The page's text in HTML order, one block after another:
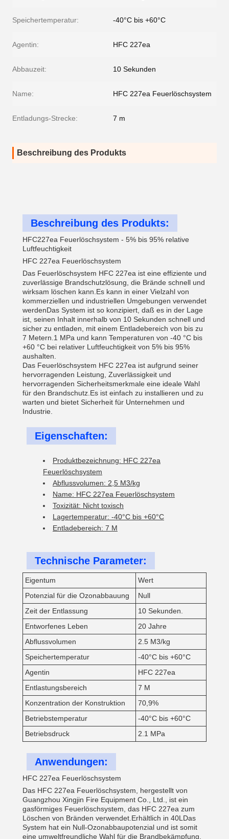
Speichertemperatur: -40°C bis +60°C
Agentin: HFC 227ea
Abbauzeit: 10 Sekunden
Name: HFC 227ea Feuerlöschsystem
Entladungs-Strecke: 7 m
Beschreibung des Produkts
Beschreibung des Produkts:
HFC227ea Feuerlöschsystem - 5% bis 95% relative
Luftfeuchtigkeit
HFC 227ea Feuerlöschsystem
Das Feuerlöschsystem HFC 227ea ist eine effiziente und
zuverlässige Brandschutzlösung, die Brände schnell und
wirksam löschen kann.Es kann in einer Vielzahl von
kommerziellen und industriellen Umgebungen verwendet
werdenDas System ist so konzipiert, daß es in der Lage
ist, seinen Inhalt innerhalb von 10 Sekunden schnell und
sicher zu entladen, mit einem Entladebereich von bis zu
7 Metern.1 MPa und kann Temperaturen von -40 °C bis
+60 °C bei relativer Luftfeuchtigkeit von 5% bis 95%
aushalten.
Das Feuerlöschsystem HFC 227ea ist aufgrund seiner
hervorragenden Leistung, Zuverlässigkeit und
hervorragenden Sicherheitsmerkmale eine ideale Wahl
für den Brandschutz.Es ist einfach zu installieren und zu
warten und bietet Sicherheit für Unternehmen und
Industrie.
Eigenschaften:
Produktbezeichnung: HFC 227ea
Feuerlöschsystem
Abflussvolumen: 2,5 M3/kg
Name: HFC 227ea Feuerlöschsystem
Toxizität: Nicht toxisch
Lagertemperatur: -40°C bis +60°C
Entladebereich: 7 M
Technische Parameter:
Eigentum
Wert
Potenzial für die Ozonabbauung
Null
Zeit der Entlassung
10 Sekunden.
Entworfenes Leben
20 Jahre
Abflussvolumen
2.5 M3/kg
Speichertemperatur
-40°C bis +60°C
Agentin
HFC 227ea
Entlastungsbereich
7 M
Konzentration der Konstruktion
70,9%
Betriebstemperatur
-40°C bis +60°C
Betriebsdruck
2.1 MPa
Anwendungen:
HFC 227ea Feuerlöschsystem
Das HFC 227ea Feuerlöschsystem, hergestellt von
Guangzhou Xingjin Fire Equipment Co., Ltd., ist ein
gasförmiges Feuerlöschsystem, das HFC 227ea zum
Löschen von Bränden verwendet.Erhältlich in 40LDas
System hat ein Null-Ozonabbaupotenzial und ist somit
eine umweltfreundliche Wahl für die Brandbekämpfung.